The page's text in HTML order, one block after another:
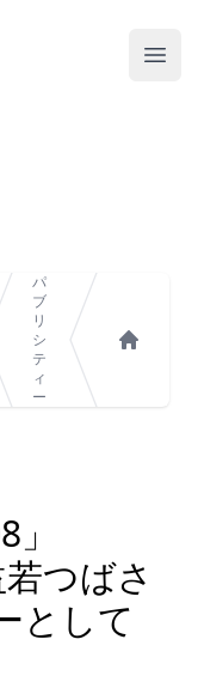
メニ
パ
ブ
リ
シ
テ
ィ
ー
つばさ
として